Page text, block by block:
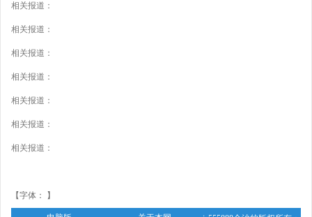
相关报道：
相关报道：
相关报道：
相关报道：
相关报道：
相关报道：
相关报道：
【字体： 】